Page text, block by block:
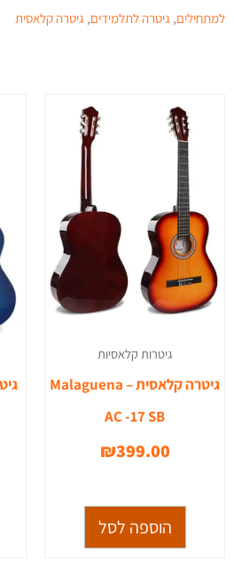
למתחילים, גיטרה לתלמידים, גיטרה קלאסית
גיטרות קלאסיות
גיטרה קלאסית – Malaguena
AC -17 SB
₪399.00
הוספה לסל